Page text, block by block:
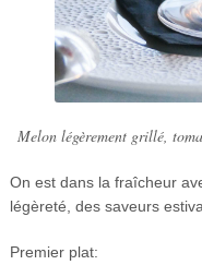
Melon légèrement grillé,
On est dans la fraîcheur
légèreté, des saveurs
Premier plat: